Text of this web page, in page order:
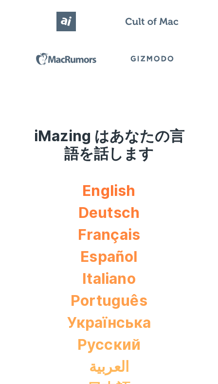
iMazing はあなたの言
語を話します
English
Deutsch
Français
Español
Italiano
Português
Українська
Pусский
العربية